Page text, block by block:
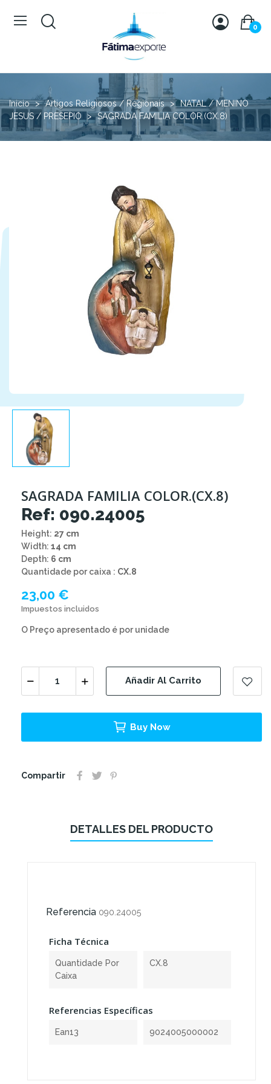
0
Inicio Artigos Religiosos / Regionais
NATAL / MENINO
JESUS / PRESEPIO
SAGRADA FAMILIA COLOR.(CX.8)
SAGRADA FAMILIA COLOR.(CX.8)
Ref: 090.24005
Height: 27 cm
Width: 14 cm
Depth: 6 cm
Quantidade por caixa : CX.8
23,00 €
Impuestos incluidos
O Preço apresentado é por unidade
Añadir Al Carrito
Buy Now
Compartir
DETALLES DEL PRODUCTO
Referencia 090.24005
Ficha Técnica
Quantidade Por
Caixa
CX.8
Referencias Específicas
Ean13 9024005000002